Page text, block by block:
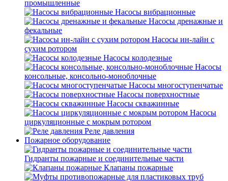
промышленные
Насосы вибрационные
Насосы дренажные и
фекальные
Насосы ин-лайн с
сухим ротором
Насосы колодезные
Насосы
консольные, консольно-моноблочные
Насосы многоступенчатые
Насосы поверхностные
Насосы скважинные
Насосы
циркуляционные с мокрым ротором
Реле давления
Пожарное оборудование
Гидранты пожарные и соединительные части
Клапаны пожарные